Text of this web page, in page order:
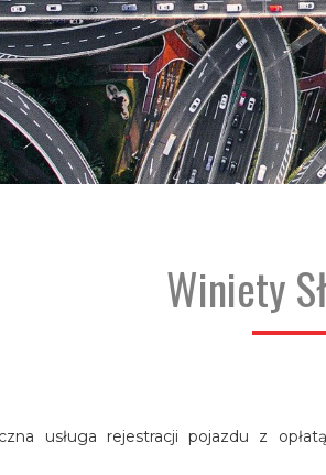
Winiety
usługa rejestracji pojazdu z